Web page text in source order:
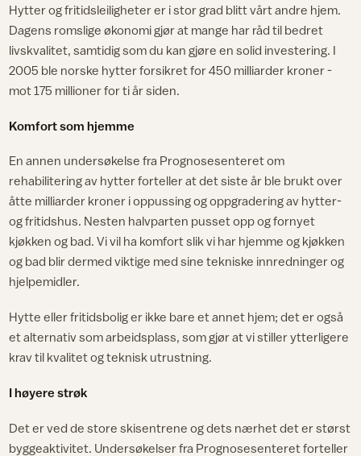
Hytter og fritidsleiligheter er i stor grad blitt vårt andre hjem.
Dagens romslige økonomi gjør at mange har råd til bedret
livskvalitet, samtidig som du kan gjøre en solid investering. I
2005 ble norske hytter forsikret for 450 milliarder kroner -
mot 175 millioner for ti år siden.
Komfort som hjemme
En annen undersøkelse fra Prognosesenteret om
rehabilitering av hytter forteller at det siste år ble brukt over
åtte milliarder kroner i oppussing og oppgradering av hytter-
og fritidshus. Nesten halvparten pusset opp og fornyet
kjøkken og bad. Vi vil ha komfort slik vi har hjemme og kjøkken
og bad blir dermed viktige med sine tekniske innredninger og
hjelpemidler.
Hytte eller fritidsbolig er ikke bare et annet hjem; det er også
et alternativ som arbeidsplass, som gjør at vi stiller ytterligere
krav til kvalitet og teknisk utrustning.
I høyere strøk
Det er ved de store skisentrene og dets nærhet det er størst
byggeaktivitet. Undersøkelser fra Prognosesenteret forteller